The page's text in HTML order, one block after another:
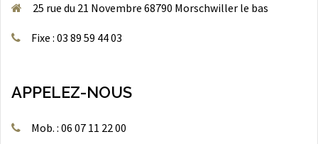
25 rue du 21 Novembre 68790 Morschwiller le bas
Fixe : 03 89 59 44 03
APPELEZ-NOUS
Mob. : 06 07 11 22 00